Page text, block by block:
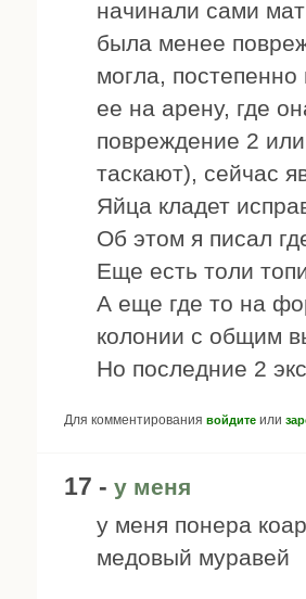
начинали сами
была менее
могла,
ее на арену, где
повреждение 2
таскают), сейчас
Яйца кладет
Об этом я писал
Еще есть толи
А еще где то на
колонии с общим
Но последние 2
Для комментирования войдите или
17 - у меня
у меня понера
медовый муравей